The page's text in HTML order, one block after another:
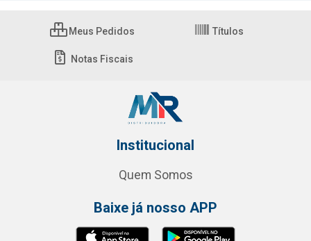
Meus Pedidos Títulos
Notas Fiscais
Institucional
Quem Somos
Baixe já nosso APP